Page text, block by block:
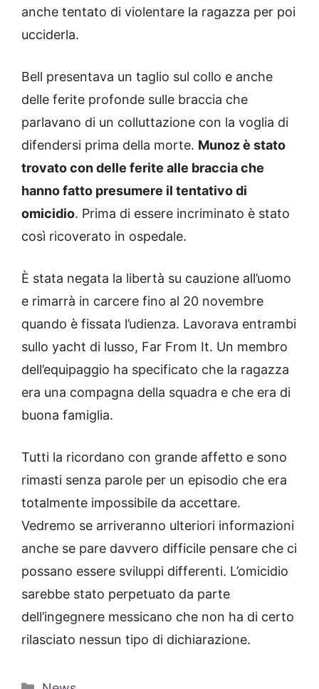
anche tentato di violentare la ragazza per poi
ucciderla.
Bell presentava un taglio sul collo e anche
delle ferite profonde sulle braccia che
parlavano di un colluttazione con la voglia di
difendersi prima della morte. Munoz è stato
trovato con delle ferite alle braccia che
hanno fatto presumere il tentativo di
omicidio. Prima di essere incriminato è stato
così ricoverato in ospedale.
È stata negata la libertà su cauzione all’uomo
e rimarrà in carcere fino al 20 novembre
quando è fissata l’udienza. Lavorava entrambi
sullo yacht di lusso, Far From It. Un membro
dell’equipaggio ha specificato che la ragazza
era una compagna della squadra e che era di
buona famiglia.
Tutti la ricordano con grande affetto e sono
rimasti senza parole per un episodio che era
totalmente impossibile da accettare.
Vedremo se arriveranno ulteriori informazioni
anche se pare davvero difficile pensare che ci
possano essere sviluppi differenti. L’omicidio
sarebbe stato perpetuato da parte
dell’ingegnere messicano che non ha di certo
rilasciato nessun tipo di dichiarazione.
Categorie